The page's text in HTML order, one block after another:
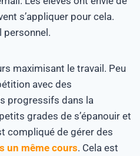
s’appliquer pour cela.
personnel.
maximisant le travail. Peu
avec des
progressifs dans la
grades de s’épanouir et
compliqué de gérer des
un même cours. Cela est